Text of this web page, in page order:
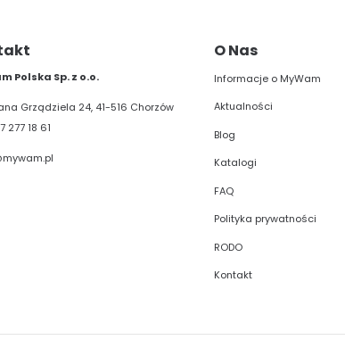
Polska Sp. z o.o.
Grządziela 24, 41-516 Chorzów
277 18 61
O Nas
Informacje o MyWam
Aktualności
Blog
Katalogi
FAQ
Polityka prywatności
RODO
Kontakt